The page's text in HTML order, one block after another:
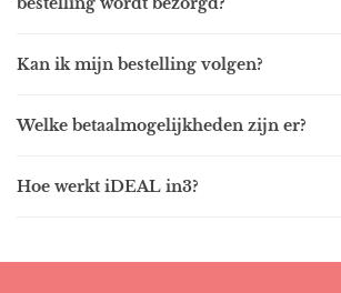
Kan ik mijn bestelling volgen?
Welke betaalmogelijkheden zijn er?
Hoe werkt iDEAL in3?